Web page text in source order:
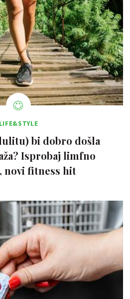
LIFE&STYLE
bi dobro došla
Isprobaj limfno
novi fitness hit